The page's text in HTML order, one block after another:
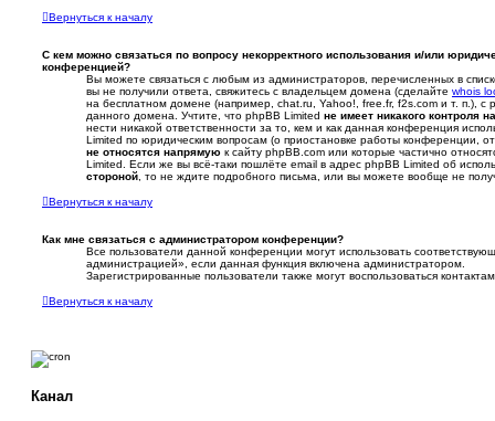
Вернуться к началу
С кем можно связаться по вопросу некорректного использования и/или
конференцией?
Вы можете связаться с любым из администраторов, перечисленных в
вы не получили ответа, свяжитесь с владельцем домена (сделайте whois
на бесплатном домене (например, chat.ru, Yahoo!, free.fr, f2s.com и т. п.), с
данного домена. Учтите, что phpBB Limited не имеет никакого контроля
нести никакой ответственности за то, кем и как данная конференция
Limited по юридическим вопросам (о приостановке работы конференции,
не относятся напрямую к сайту phpBB.com или которые частично
Limited. Если же вы всё-таки пошлёте email в адрес phpBB Limited об
стороной, то не ждите подробного письма, или вы можете вообще не
Вернуться к началу
Как мне связаться с администратором конференции?
Все пользователи данной конференции могут использовать
администрацией», если данная функция включена администратором.
Зарегистрированные пользователи также могут воспользоваться
Вернуться к началу
Канал